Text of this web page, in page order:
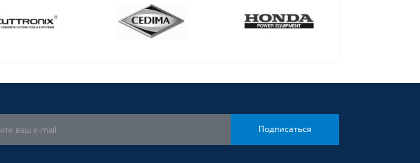
Подписаться